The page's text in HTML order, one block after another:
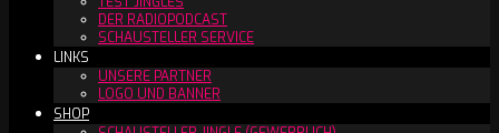
DER RADIOPODCAST
SCHAUSTELLER SERVICE
LINKS
UNSERE PARTNER
LOGO UND BANNER
SHOP